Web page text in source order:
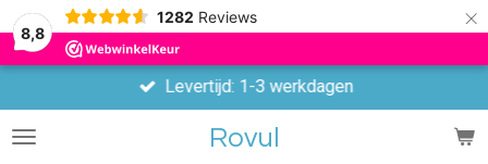
8,8
1282 Reviews ×
Rovul
Levertijd: 1-3 werkdagen